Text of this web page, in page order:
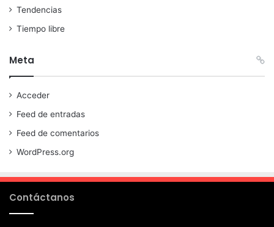
Tendencias
Tiempo libre
Meta
Acceder
Feed de entradas
Feed de comentarios
WordPress.org
Contáctanos